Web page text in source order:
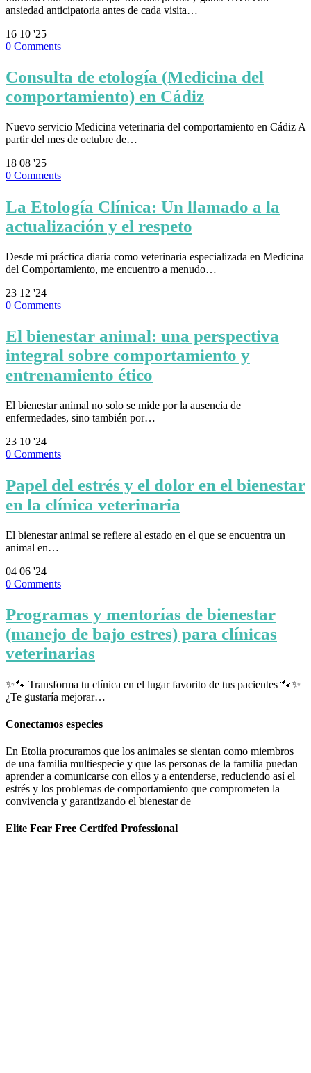
ansiedad anticipatoria antes de cada visita…
16 10 '25
0 Comments
Consulta de etología (Medicina del
comportamiento) en Cádiz
Nuevo servicio Medicina veterinaria del comportamiento en Cádiz A
partir del mes de octubre de…
18 08 '25
0 Comments
La Etología Clínica: Un llamado a la
actualización y el respeto
Desde mi práctica diaria como veterinaria especializada en Medicina
del Comportamiento, me encuentro a menudo…
23 12 '24
0 Comments
El bienestar animal: una perspectiva
integral sobre comportamiento y
entrenamiento ético
El bienestar animal no solo se mide por la ausencia de
enfermedades, sino también por…
23 10 '24
0 Comments
Papel del estrés y el dolor en el bienestar
en la clínica veterinaria
El bienestar animal se refiere al estado en el que se encuentra un
animal en…
04 06 '24
0 Comments
Programas y mentorías de bienestar
(manejo de bajo estres) para clínicas
veterinarias
✨🐾 Transforma tu clínica en el lugar favorito de tus pacientes 🐾✨
¿Te gustaría mejorar…
Conectamos especies
En Etolia procuramos que los animales se sientan como miembros
de una familia multiespecie y que las personas de la familia puedan
aprender a comunicarse con ellos y a entenderse, reduciendo así el
estrés y los problemas de comportamiento que comprometen la
convivencia y garantizando el bienestar de
Elite Fear Free Certifed Professional